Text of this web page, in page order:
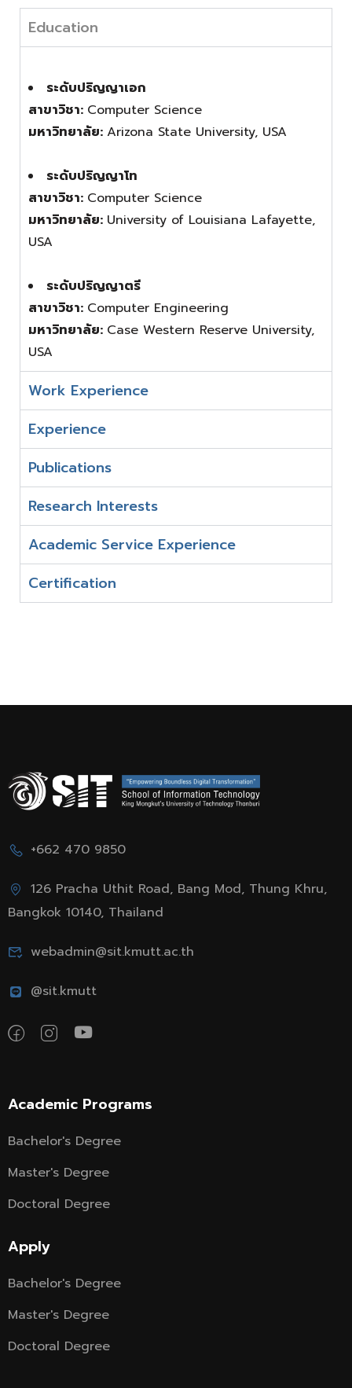
Education
ระดับปริญญาเอก
สาขาวิชา: Computer Science
มหาวิทยาลัย: Arizona State University, USA
ระดับปริญญาโท
สาขาวิชา: Computer Science
มหาวิทยาลัย: University of Louisiana Lafayette,
USA
ระดับปริญญาตรี
สาขาวิชา: Computer Engineering
มหาวิทยาลัย: Case Western Reserve University,
USA
Work Experience
Experience
Publications
Research Interests
Academic Service Experience
Certification
+662 470 9850
126 Pracha Uthit Road, Bang Mod, Thung Khru,
Bangkok 10140, Thailand
webadmin@sit.kmutt.ac.th
@sit.kmutt
Academic Programs
Bachelor's Degree
Master's Degree
Doctoral Degree
Apply
Bachelor's Degree
Master's Degree
Doctoral Degree